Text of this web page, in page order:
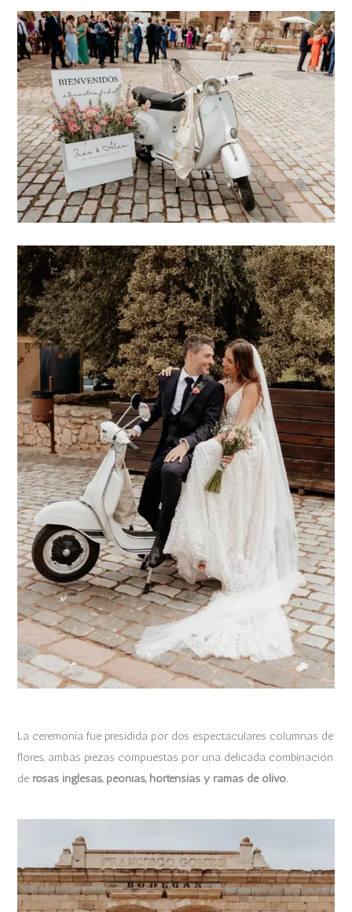
La ceremonia fue presidida por dos espectaculares columnas de
flores, ambas piezas compuestas por una delicada combinación
de rosas inglesas, peonías, hortensias y ramas de olivo.